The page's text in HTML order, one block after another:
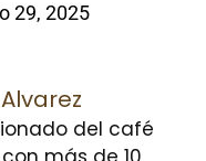
29, 2025
del café